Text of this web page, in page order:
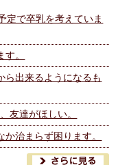
定で卒乳を考えていま
。
ら出来るようになるも
友達がほしい。
治まらず困ります。